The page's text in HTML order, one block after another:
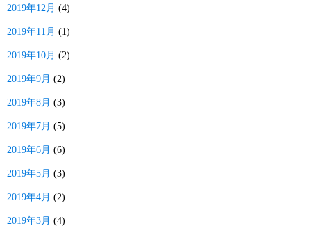
2019年12月 (4)
2019年11月 (1)
2019年10月 (2)
2019年9月 (2)
2019年8月 (3)
2019年7月 (5)
2019年6月 (6)
2019年5月 (3)
2019年4月 (2)
2019年3月 (4)